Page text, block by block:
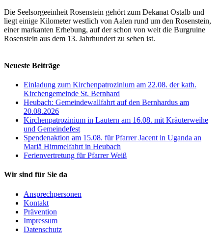
Die Seelsorgeeinheit Rosenstein gehört zum Dekanat Ostalb und
liegt einige Kilometer westlich von Aalen rund um den Rosenstein,
einer markanten Erhebung, auf der schon von weit die Burgruine
Rosenstein aus dem 13. Jahrhundert zu sehen ist.
Neueste Beiträge
Einladung zum Kirchenpatrozinium am 22.08. der kath.
Kirchengemeinde St. Bernhard
Heubach: Gemeindewallfahrt auf den Bernhardus am
20.08.2026
Kirchenpatrozinium in Lautern am 16.08. mit Kräuterweihe
und Gemeindefest
Spendenaktion am 15.08. für Pfarrer Jacent in Uganda an
Mariä Himmelfahrt in Heubach
Ferienvertretung für Pfarrer Weiß
Wir sind für Sie da
Ansprechpersonen
Kontakt
Prävention
Impressum
Datenschutz